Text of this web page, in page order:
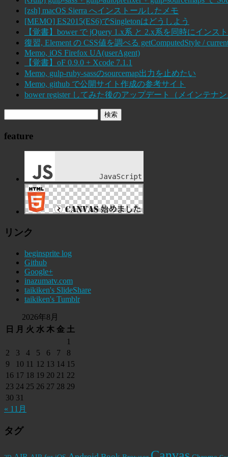
[zsh] macOS Sierra へインストールしたメモ
[MEMO] ES2015(ES6)でSingletonはどうしよう
【覚書】bower で jQuery 1.x系 と 2.x系を同時にインス
復習, Element の CSS値を調べる getComputedStyle /
Memo, iOS Firefox UA(userAgent)
【覚書】oF 0.9.0 + Xcode 7.1.1
Memo, gulp-ruby-sassのsourcemap出力を止めたい
Memo, github で公開サイト作成の参考サイト
bower register してみた後のアップデート（メインテナン
feature
リンク
beginsprite log
Github
Google+
inazumatv.com
taikiken's SlideShare
taikiken's Tumblr
2026年8月
日
月 火 水 木 金 土
1
2
3 4 5 6 7
8
9
10 11 12 13 14 15
16 17 18 19 20 21 22
23 24 25 26 27 28 29
30 31
« 11月
タグ